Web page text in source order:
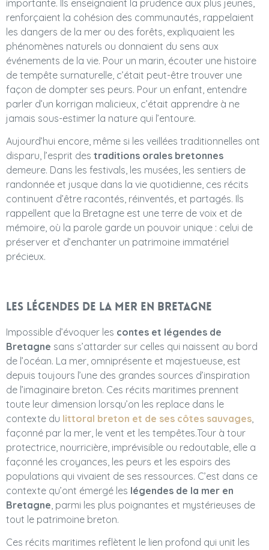
importante. Ils enseignaient la prudence aux plus jeunes,
renforçaient la cohésion des communautés, rappelaient
les dangers de la mer ou des forêts, expliquaient les
phénomènes naturels ou donnaient du sens aux
événements de la vie. Pour un marin, écouter une histoire
de tempête surnaturelle, c’était peut-être trouver une
façon de dompter ses peurs. Pour un enfant, entendre
parler d’un korrigan malicieux, c’était apprendre à ne
jamais sous-estimer la nature qui l’entoure.
Aujourd’hui encore, même si les veillées traditionnelles ont
disparu, l’esprit des traditions orales bretonnes
demeure. Dans les festivals, les musées, les sentiers de
randonnée et jusque dans la vie quotidienne, ces récits
continuent d’être racontés, réinventés, et partagés. Ils
rappellent que la Bretagne est une terre de voix et de
mémoire, où la parole garde un pouvoir unique : celui de
préserver et d’enchanter un patrimoine immatériel
précieux.
Les légendes de la mer en Bretagne
Impossible d’évoquer les contes et légendes de
Bretagne sans s’attarder sur celles qui naissent au bord
de l’océan. La mer, omniprésente et majestueuse, est
depuis toujours l’une des grandes sources d’inspiration
de l’imaginaire breton. Ces récits maritimes prennent
toute leur dimension lorsqu’on les replace dans le
contexte du littoral breton et de ses côtes sauvages
façonné par la mer, le vent et les tempêtes.Tour à tour
protectrice, nourricière, imprévisible ou redoutable, elle a
façonné les croyances, les peurs et les espoirs des
populations qui vivaient de ses ressources. C’est dans ce
contexte qu’ont émergé les légendes de la mer en
Bretagne , parmi les plus poignantes et mystérieuses de
tout le patrimoine breton.
Ces récits maritimes reflètent le lien profond qui unit les